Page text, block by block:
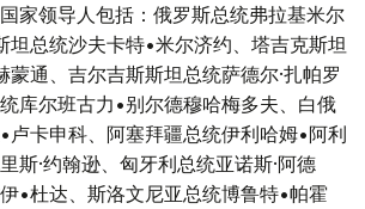
家领导人包括：俄罗斯总统弗拉基米尔
坦总统沙夫卡特•米尔济约、塔吉克斯坦
蒙通、吉尔吉斯斯坦总统萨德尔·扎帕罗
库尔班古力•别尔德穆哈梅多夫、白俄
卢卡申科、阿塞拜疆总统伊利哈姆•阿利
斯·约翰逊、匈牙利总统亚诺斯·阿德
•杜达、斯洛文尼亚总统博鲁特•帕霍